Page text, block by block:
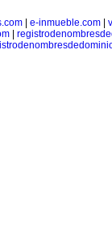
| e-inmueble.com|